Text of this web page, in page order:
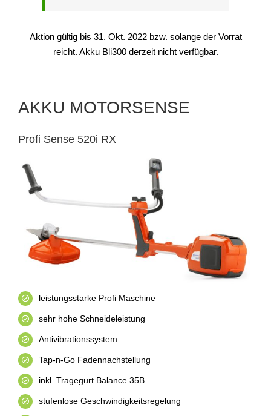
Aktion gültig bis 31. Okt. 2022 bzw. solange der Vorrat
reicht. Akku Bli300 derzeit nicht verfügbar.
AKKU MOTORSENSE
Profi Sense 520i RX
leistungsstarke Profi Maschine
sehr hohe Schneideleistung
Antivibrationssystem
Tap-n-Go Fadennachstellung
inkl. Tragegurt Balance 35B
stufenlose Geschwindigkeitsregelung